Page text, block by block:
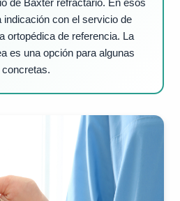
de Baxter refractario. En esos
con el servicio de
ortopédica de referencia. La
es una opción para algunas